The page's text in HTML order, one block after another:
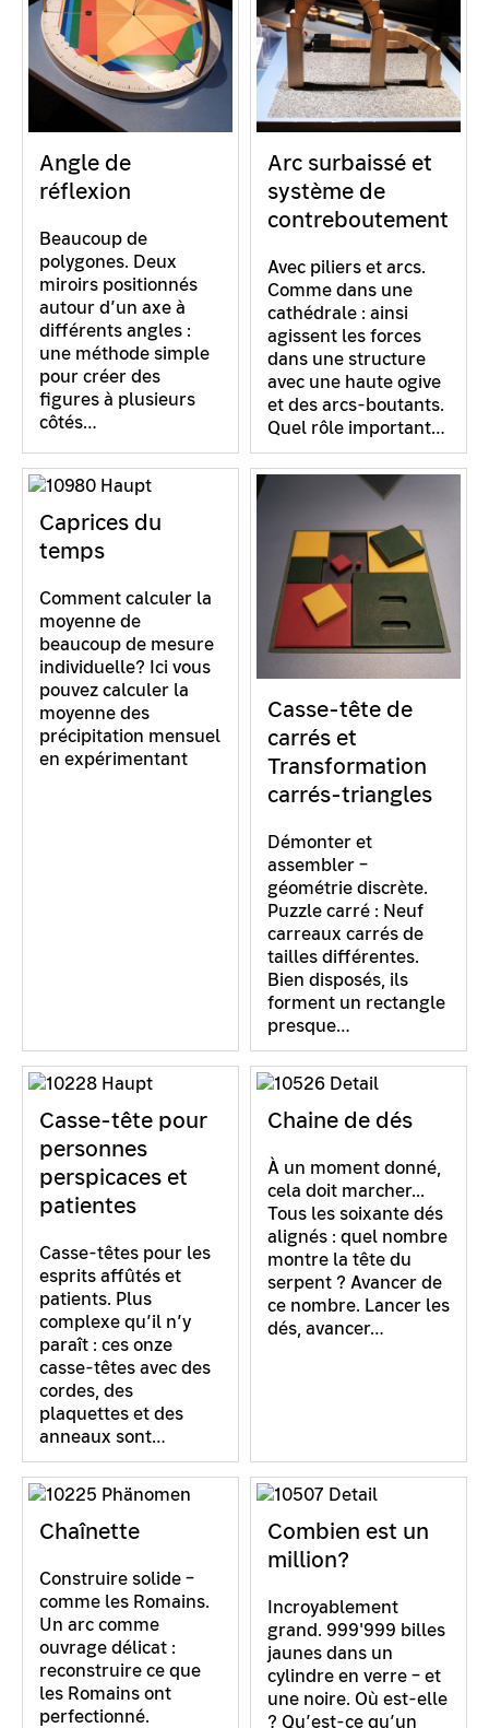
Angle de
réflexion
Beaucoup de
polygones. Deux
miroirs positionnés
autour d’un axe à
différents angles :
une méthode simple
pour créer des
figures à plusieurs
côtés…
Arc surbaissé et
système de
contreboutement
Avec piliers et arcs.
Comme dans une
cathédrale : ainsi
agissent les forces
dans une structure
avec une haute ogive
et des arcs-boutants.
Quel rôle important…
Caprices du
temps
Comment calculer la
moyenne de
beaucoup de mesure
individuelle? Ici vous
pouvez calculer la
moyenne des
précipitation mensuel
en expérimentant
Casse-tête de
carrés et
Transformation
carrés-triangles
Démonter et
assembler –
géométrie discrète.
Puzzle carré : Neuf
carreaux carrés de
tailles différentes.
Bien disposés, ils
forment un rectangle
presque…
Casse-tête pour
personnes
perspicaces et
patientes
Casse-têtes pour les
esprits affûtés et
patients. Plus
complexe qu’il n’y
paraît : ces onze
casse-têtes avec des
cordes, des
plaquettes et des
anneaux sont…
Chaine de dés
À un moment donné,
cela doit marcher...
Tous les soixante dés
alignés : quel nombre
montre la tête du
serpent ? Avancer de
ce nombre. Lancer les
dés, avancer…
Chaînette
Construire solide –
comme les Romains.
Un arc comme
ouvrage délicat :
reconstruire ce que
les Romains ont
perfectionné.
Combien est un
million?
Incroyablement
grand. 999'999 billes
jaunes dans un
cylindre en verre – et
une noire. Où est-elle
? Qu’est-ce qu’un